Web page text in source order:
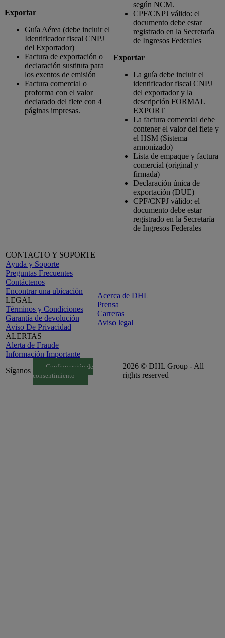
Exportar
Guía Aérea (debe incluir el
Identificador fiscal CNPJ
del Exportador)
Factura de exportación o
declaración sustituta para
los exentos de emisión
Factura comercial o
proforma con el valor
declarado del flete con 4
páginas impresas.
según NCM.
CPF/CNPJ válido: el
documento debe estar
registrado en la Secretaría
de Ingresos Federales
Exportar
La guía debe incluir el
identificador fiscal CNPJ
del exportador y la
descripción FORMAL
EXPORT
La factura comercial debe
contener el valor del flete y
el HSM (Sistema
armonizado)
Lista de empaque y factura
comercial (original y
firmada)
Declaración única de
exportación (DUE)
CPF/CNPJ válido: el
documento debe estar
registrado en la Secretaría
de Ingresos Federales
CONTACTO Y SOPORTE
Ayuda y Soporte
Preguntas Frecuentes
Contáctenos
Encontrar una ubicación
LEGAL
Términos y Condiciones
Garantía de devolución
Aviso De Privacidad
ALERTAS
Alerta de Fraude
Información Importante
Acerca de DHL
Prensa
Carreras
Aviso legal
Síganos
Configuración de
consentimiento
2026 © DHL Group - All
rights reserved